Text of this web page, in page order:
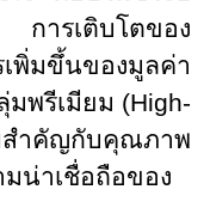
การเติบโตของ
พิ่มขึ้นของมูลค่า
พรีเมียม (High-
สำคัญกับคุณภาพ
น่าเชื่อถือของ